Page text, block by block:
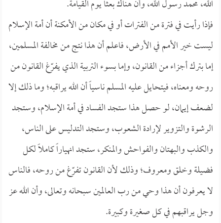
الله، محمد رسول الله، وأن هناك بعثاً يوم القيامة.
فإذا رأيت في فترة من الفترات أو في مكان من الأمكنة أن أمة الإسلام
ليست خير الأمم في الأرض، فاعلم أن هذا نتج من مخالفة المسلمين،
إما بترك أجزاء من القانون، وإما بسوء التربية الذي يفرّغ القانون من
روحه ومعناه، فيتحايل عليه المسلم ناسياً أن الله يراقبه؛ وما ذلك إلا
لضعف إيمان، لو حصل هذا ستجد الفساد في أمة الإسلام، وستجد
الرشوة والتزوير لإرادة الشعوب، وستجد التدليس على الناس،
والكذب والبهتان والفواحش والمنكر، ستجد انهياراً كاملاً لكل
فضيلة وخلق ومعروف؛ وذلك لأن القانون تفرّغ من روحه، فالناس
لا يعرفون أن هذا وحي من رب العالمين سبحانه وتعالى، وأن الله عز
وجل يراقبهم في كل صغيرة وكبيرة.